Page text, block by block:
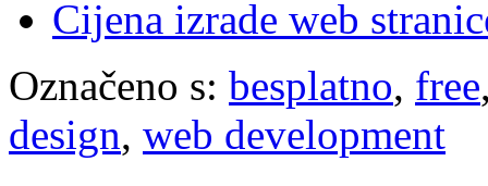
Cijena izrade web
Označeno s: besplatno, free
design, web development